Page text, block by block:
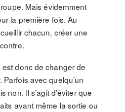
Mais évidemment
la première fois. Au
chacun, créer une
est donc de changer de
avec quelqu’un
non. Il s’agit d’éviter que
avant même la sortie ou